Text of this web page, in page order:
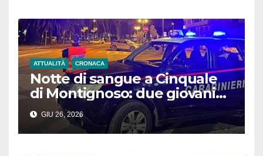
ATTUALITÀ CRONACA
Notte di sangue a Cinquale
di Montignoso: due giovani
feriti da colpi d’arma da
fuoco in due situazioni
differenti
GIU 26, 2026